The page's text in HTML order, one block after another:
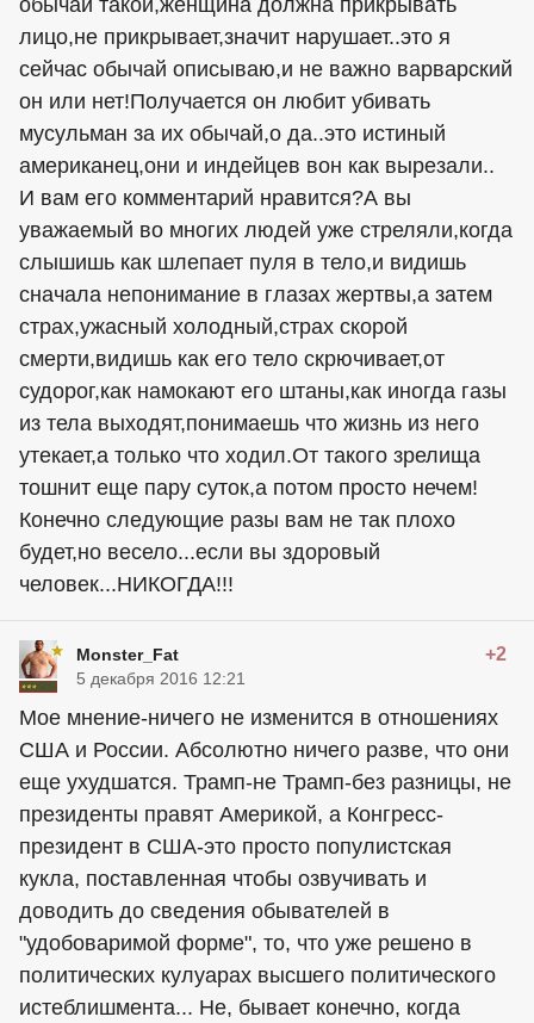
обычай такой,женщина должна прикрывать
лицо,не прикрывает,значит нарушает..это я
сейчас обычай описываю,и не важно варварский
он или нет!Получается он любит убивать
мусульман за их обычай,о да..это истиный
американец,они и индейцев вон как вырезали..
И вам его комментарий нравится?А вы
уважаемый во многих людей уже стреляли,когда
слышишь как шлепает пуля в тело,и видишь
сначала непонимание в глазах жертвы,а затем
страх,ужасный холодный,страх скорой
смерти,видишь как его тело скрючивает,от
судорог,как намокают его штаны,как иногда газы
из тела выходят,понимаешь что жизнь из него
утекает,а только что ходил.От такого зрелища
тошнит еще пару суток,а потом просто нечем!
Конечно следующие разы вам не так плохо
будет,но весело...если вы здоровый
человек...НИКОГДА!!!
Monster_Fat +2
5 декабря 2016 12:21
Мое мнение-ничего не изменится в отношениях
США и России. Абсолютно ничего разве, что они
еще ухудшатся. Трамп-не Трамп-без разницы, не
президенты правят Америкой, а Конгресс-
президент в США-это просто популистская
кукла, поставленная чтобы озвучивать и
доводить до сведения обывателей в
"удобоваримой форме", то, что уже решено в
политических кулуарах высшего политического
истеблишмента... Не, бывает конечно, когда